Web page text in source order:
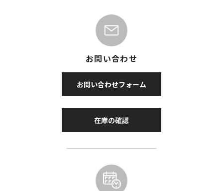
お問い合わせ
お問い合わせフォーム
在庫の確認